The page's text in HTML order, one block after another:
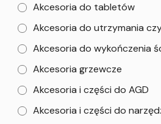
Akcesoria do tabletów
Akcesoria do utrzymania
Akcesoria do wykończenia
Akcesoria grzewcze
Akcesoria i części do AGD
Akcesoria i części do